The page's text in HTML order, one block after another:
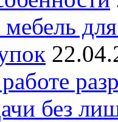
без